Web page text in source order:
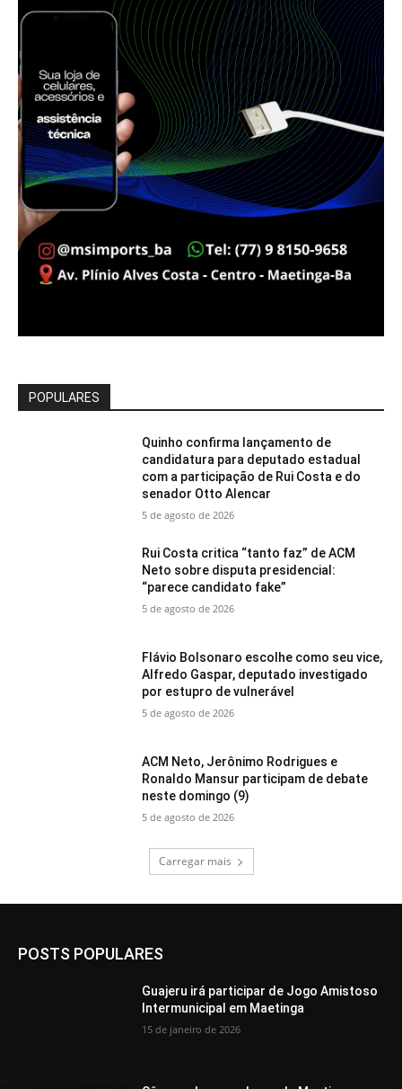
POPULARES
Quinho confirma lançamento de
candidatura para deputado estadual
com a participação de Rui Costa e do
senador Otto Alencar
5 de agosto de 2026
Rui Costa critica “tanto faz” de ACM
Neto sobre disputa presidencial:
“parece candidato fake”
5 de agosto de 2026
Flávio Bolsonaro escolhe como seu vice,
Alfredo Gaspar, deputado investigado
por estupro de vulnerável
5 de agosto de 2026
ACM Neto, Jerônimo Rodrigues e
Ronaldo Mansur participam de debate
neste domingo (9)
5 de agosto de 2026
Carregar mais
POSTS POPULARES
Guajeru irá participar de Jogo Amistoso
Intermunicipal em Maetinga
15 de janeiro de 2026